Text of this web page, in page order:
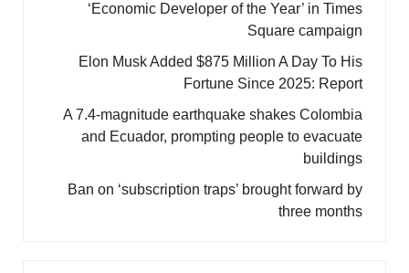
‘Economic Developer of the Year’ in Times
Square campaign
Elon Musk Added $875 Million A Day To His
Fortune Since 2025: Report
A 7.4-magnitude earthquake shakes Colombia
and Ecuador, prompting people to evacuate
buildings
Ban on ‘subscription traps’ brought forward by
three months